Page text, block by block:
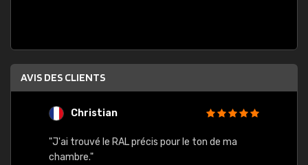
AVIS DES CLIENTS
Christian
"J'ai trouvé le RAL précis pour le ton de ma
chambre."